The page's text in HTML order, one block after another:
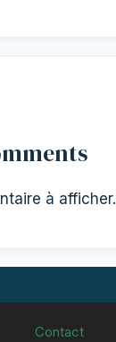
à afficher.
Contact